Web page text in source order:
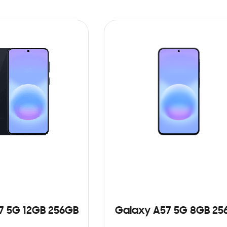
12GB 256GB Galaxy A57 5G 8GB